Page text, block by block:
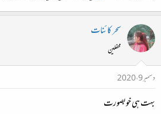
سحر کائنات
محفلین
دسمبر 9، 2020
بہت ہی خوبصورت